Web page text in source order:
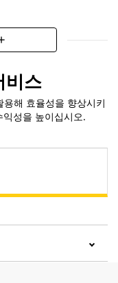
비스
해 효율성을 향상시키
성을 높이십시오.